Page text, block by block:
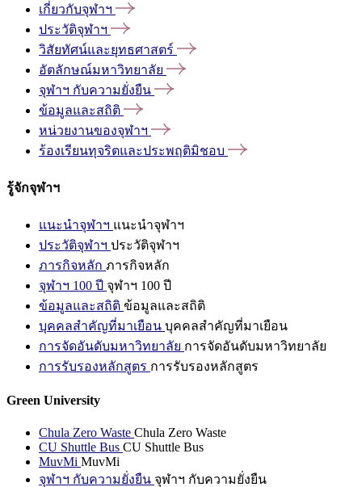
เกี่ยวกับจุฬาฯ
ประวัติจุฬาฯ
วิสัยทัศน์และยุทธศาสตร์
อัตลักษณ์มหาวิทยาลัย
จุฬาฯ กับความยั่งยืน
ข้อมูลและสถิติ
หน่วยงานของจุฬาฯ
ร้องเรียนทุจริตและประพฤติมิชอบ
รู้จักจุฬาฯ
แนะนำจุฬาฯ แนะนำจุฬาฯ
ประวัติจุฬาฯ ประวัติจุฬาฯ
ภารกิจหลัก ภารกิจหลัก
จุฬาฯ 100 ปี จุฬาฯ 100 ปี
ข้อมูลและสถิติ ข้อมูลและสถิติ
บุคคลสำคัญที่มาเยือน บุคคลสำคัญที่มาเยือน
การจัดอันดับมหาวิทยาลัย การจัดอันดับมหาวิทยาลัย
การรับรองหลักสูตร การรับรองหลักสูตร
Green University
Chula Zero Waste Chula Zero Waste
CU Shuttle Bus CU Shuttle Bus
MuvMi MuvMi
จุฬาฯ กับความยั่งยืน จุฬาฯ กับความยั่งยืน